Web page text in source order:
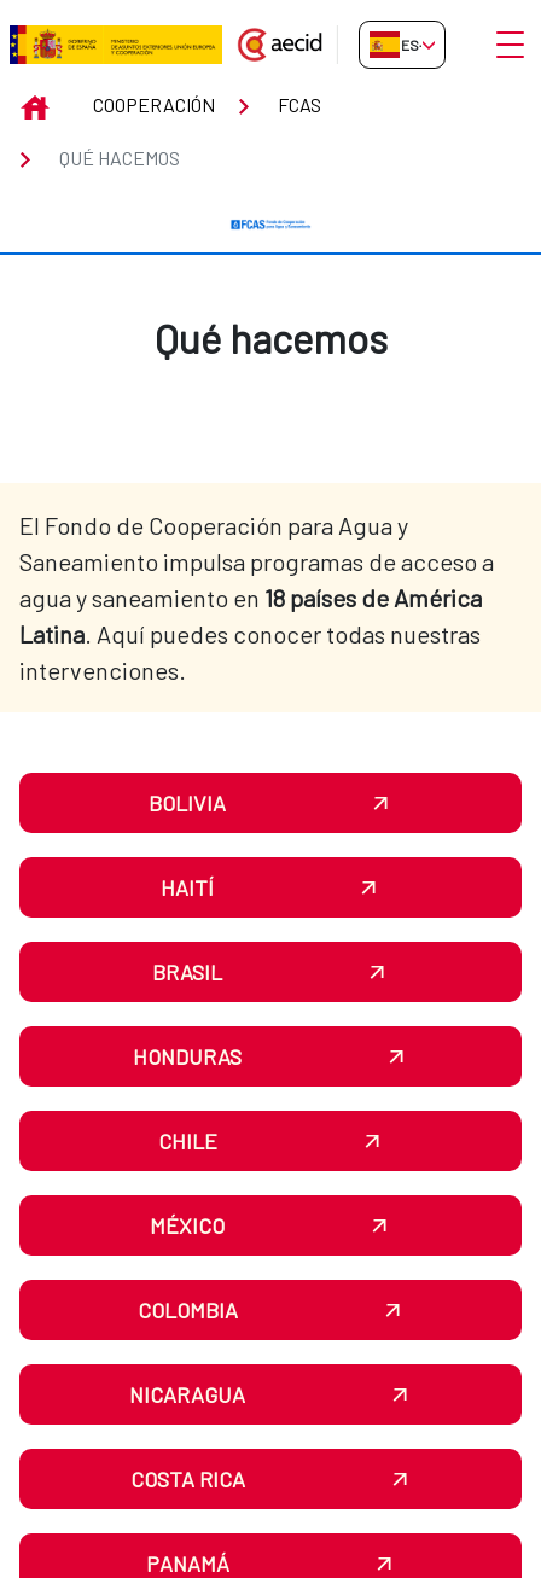
Saltar al contenido principal
Qué hacemos
ES-ES Abrir
INICIOCOOPERACIÓN FCAS
QUÉ HACEMOS
Qué hacemos
El Fondo de Cooperación para Agua y
Saneamiento impulsa programas de acceso a
agua y saneamiento en 18 países de América
Latina. Aquí puedes conocer todas nuestras
intervenciones.
BOLIVIA
HAITÍ
BRASIL
HONDURAS
CHILE
MÉXICO
COLOMBIA
NICARAGUA
COSTA RICA
PANAMÁ